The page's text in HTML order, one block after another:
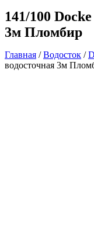
141/100
3м Пломбир
Главная /Водосток /
водосточная 3м